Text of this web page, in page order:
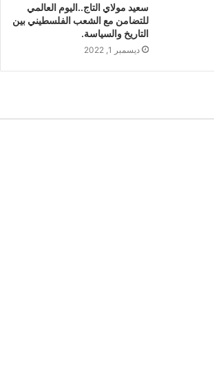
سعيد مولاي التاج..اليوم العالمي
للتضامن مع الشعب الفلسطيني بين
التاريخ والسياسة.
ديسمبر 1, 2022